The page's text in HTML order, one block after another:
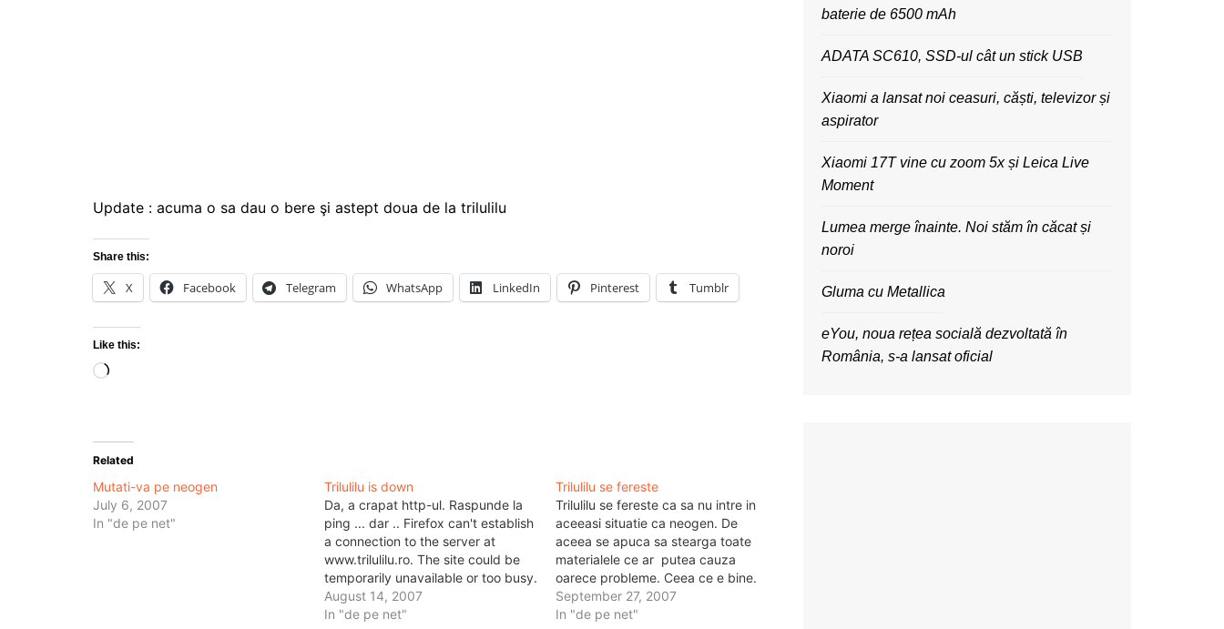
Update : acuma o sa dau o bere şi astept doua de la trilulilu
Share this:
X Facebook Telegram WhatsApp LinkedIn Pinterest Tumblr
Like this:
Loading…
Related
Mutati-va pe neogen
July 6, 2007
In "de pe net"
Trilulilu is down
Da, a crapat http-ul. Raspunde la
ping ... dar .. Firefox can't establish
a connection to the server at
www.trilulilu.ro. The site could be
temporarily unavailable or too busy.
Try again in a few moments. Cate
few moments sa mai astept? Si ...
August 14, 2007
In "de pe net"
Trilulilu se fereste
Trilulilu se fereste ca sa nu intre in
aceeasi situatie ca neogen. De
aceea se apuca sa stearga toate
materialele ce ar putea cauza
oarece probleme. Ceea ce e bine.
Va fi interesant de vazut reactia
utilizatorilor. Iar eu sper sa le
September 27, 2007
In "de pe net"
baterie de 6500 mAh
ADATA SC610, SSD-ul cât un stick USB
Xiaomi a lansat noi ceasuri, căști, televizor și
aspirator
Xiaomi 17T vine cu zoom 5x și Leica Live
Moment
Lumea merge înainte. Noi stăm în căcat și
noroi
Gluma cu Metallica
eYou, noua rețea socială dezvoltată în
România, s-a lansat oficial